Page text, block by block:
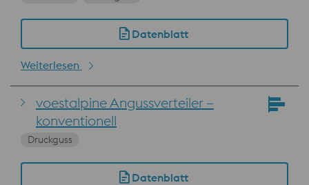
Datenblatt
Weiterlesen
voestalpine Angussverteiler –
konventionell
Druckguss
Datenblatt